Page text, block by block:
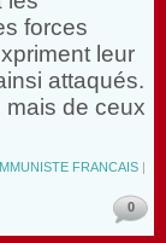
forces
leur
attaqués.
de ceux
FRANCAIS |
0